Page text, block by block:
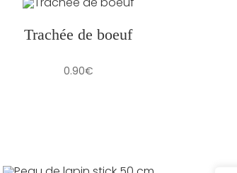
Trachée de boeuf
0.90€